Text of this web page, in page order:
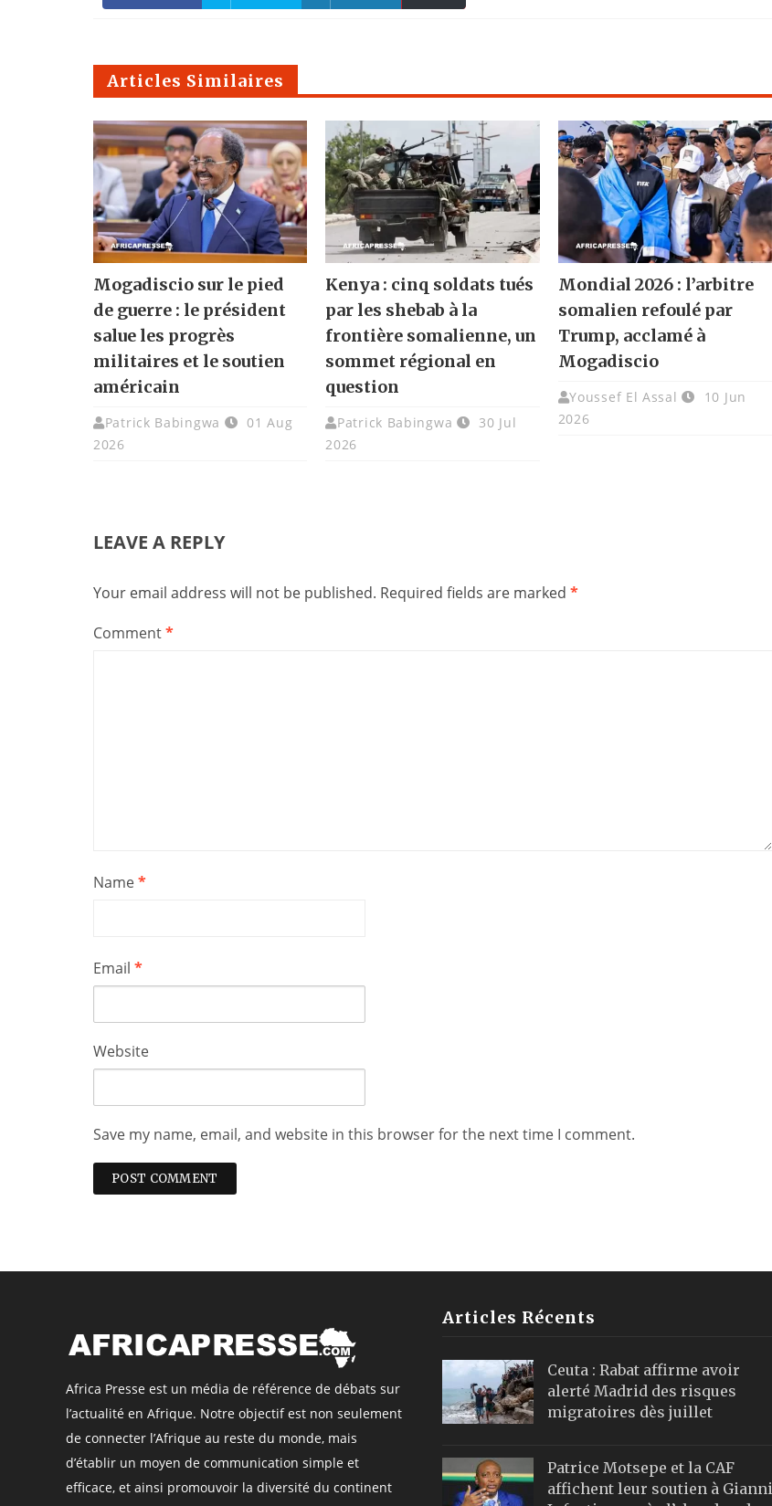
Articles Similaires
Mogadiscio sur le pied
de guerre : le président
salue les progrès
militaires et le soutien
américain
Patrick Babingwa
01 Aug
2026
Kenya : cinq soldats tués
par les shebab à la
frontière somalienne, un
sommet régional en
question
Patrick Babingwa
30 Jul
2026
Mondial 2026 : l’arbitre
somalien refoulé par
Trump, acclamé à
Mogadiscio
Youssef El Assal
10 Jun
2026
LEAVE A REPLY
Your email address will not be published. Required fields are marked *
Comment*
Name*
Email *
Website
Save my name, email, and website in this browser for the next time I comment.
Africa Presse est un média de référence de débats sur
l’actualité en Afrique. Notre objectif est non seulement
de connecter l’Afrique au reste du monde, mais
d’établir un moyen de communication simple et
efficace, et ainsi promouvoir la diversité du continent
Articles Récents
Ceuta : Rabat affirme avoir
alerté Madrid des risques
migratoires dès juillet
Patrice Motsepe et la CAF
affichent leur soutien à Gianni